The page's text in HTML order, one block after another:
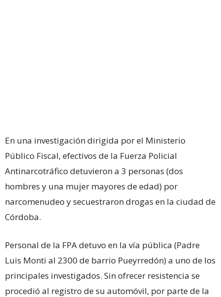
En una investigación dirigida por el Ministerio
Público Fiscal, efectivos de la Fuerza Policial
Antinarcotráfico detuvieron a 3 personas (dos
hombres y una mujer mayores de edad) por
narcomenudeo y secuestraron drogas en la ciudad de
Córdoba.
Personal de la FPA detuvo en la vía pública (Padre
Luis Monti al 2300 de barrio Pueyrredón) a uno de los
principales investigados. Sin ofrecer resistencia se
procedió al registro de su automóvil, por parte de la